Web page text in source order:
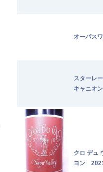
オーパス
スターレ
キャニオ
クロ デュ
ヨン